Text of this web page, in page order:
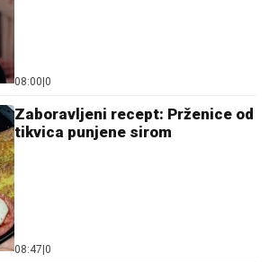
08:00|0
Zaboravljeni recept: Prženice od
tikvica punjene sirom
08:47|0